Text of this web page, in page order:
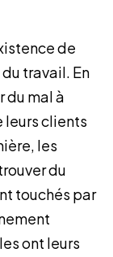
de
travail. En
du mal à
leurs clients
les
du
touchés par
ont leurs